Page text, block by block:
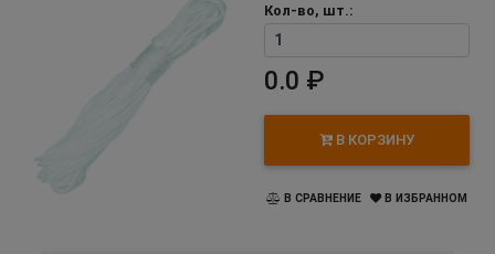
Кол-во, шт.:
0.0 ₽
В КОРЗИНУ
В СРАВНЕНИЕ В ИЗБРАННОМ